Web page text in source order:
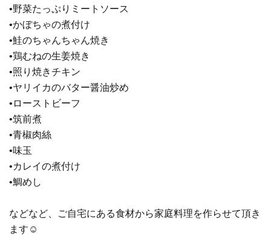
•野菜たっぷりミートソース
•かぼちゃの煮付け
•鮭のちゃんちゃん焼き
•鶏むねの生姜焼き
•照り焼きチキン
•ヤリイカのバター醤油炒め
•ローストビーフ
•筑前煮
•青椒肉絲
•味玉
•カレイの煮付け
•鯛めし
などなど、ご自宅にある食材から家庭料理を作らせて頂き
ます☺︎